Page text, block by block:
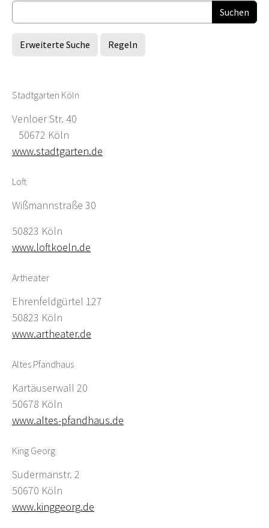
Erweiterte Suche Regeln
Stadtgarten Köln
Venloer Str. 40
50672 Köln
www.stadtgarten.de
Loft
Wißmannstraße 30
50823 Köln
www.loftkoeln.de
Artheater
Ehrenfeldgürtel 127
50823 Köln
www.artheater.de
Altes Pfandhaus
Kartäuserwall 20
50678 Köln
www.altes-pfandhaus.de
King Georg
Sudermanstr. 2
50670 Köln
www.kinggeorg.de